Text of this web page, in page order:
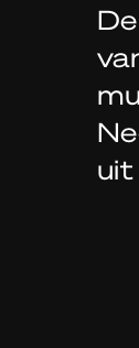
uit